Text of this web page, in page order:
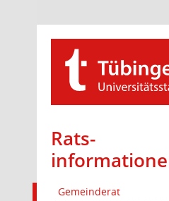
Rats­
Gemeinderat